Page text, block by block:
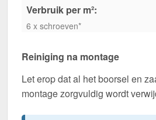
Verbruik per m²:
6 x schroeven*
Reiniging na montage
Let erop dat al het boorsel en
montage zorgvuldig wordt